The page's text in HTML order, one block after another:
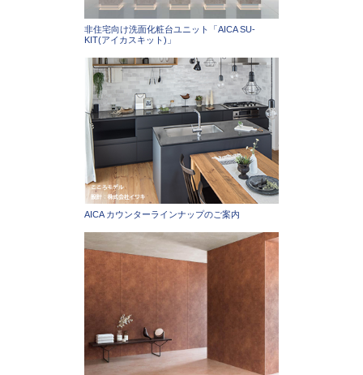
非住宅向け洗面化粧台ユニット「AICA SU-
KIT(アイカスキット)」
AICA カウンターラインナップのご案内